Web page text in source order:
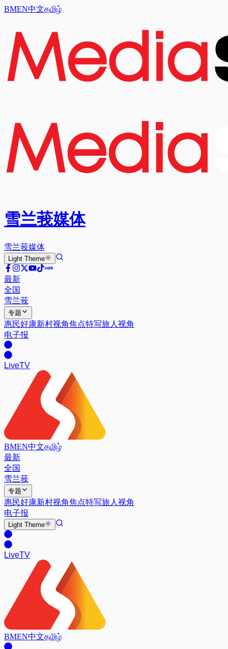
BMEN中文தமிழ்
雪兰莪媒体
雪兰莪媒体
Light Theme
最新
全国
雪兰莪
专题
惠民好康新村视角焦点特写旅人视角
电子报
LiveTV
BMEN中文தமிழ்
最新
全国
雪兰莪
专题
惠民好康新村视角焦点特写旅人视角
电子报
Light Theme
LiveTV
BMEN中文தமிழ்